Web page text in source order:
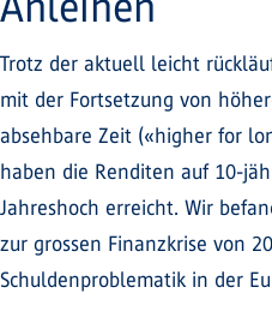
Trotz der aktuell leicht
mit der Fortsetzung von
absehbare Zeit («higher for
haben die Renditen auf 10-
Jahreshoch erreicht. Wir
zur grossen Finanzkrise von
Schuldenproblematik in der